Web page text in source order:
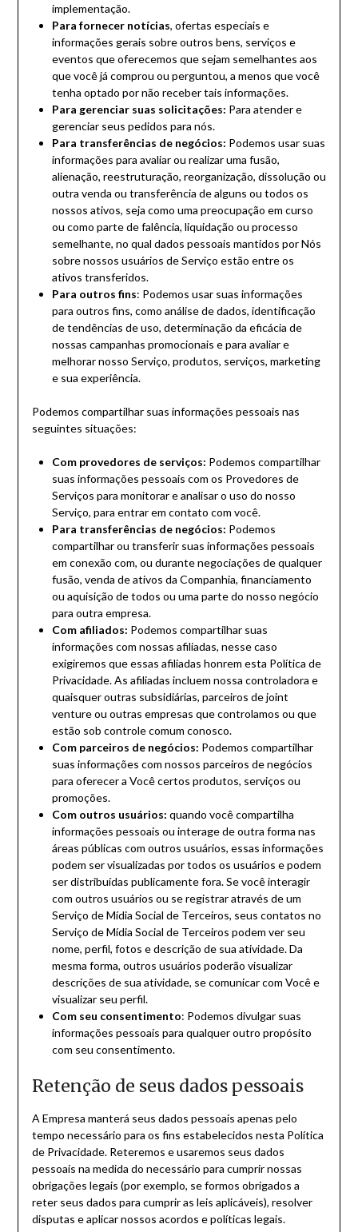
implementação.
Para fornecer notícias, ofertas especiais e
informações gerais sobre outros bens, serviços e
eventos que oferecemos que sejam semelhantes aos
que você já comprou ou perguntou, a menos que você
tenha optado por não receber tais informações.
Para gerenciar suas solicitações: Para atender e
gerenciar seus pedidos para nós.
Para transferências de negócios: Podemos usar suas
informações para avaliar ou realizar uma fusão,
alienação, reestruturação, reorganização, dissolução ou
outra venda ou transferência de alguns ou todos os
nossos ativos, seja como uma preocupação em curso
ou como parte de falência, liquidação ou processo
semelhante, no qual dados pessoais mantidos por Nós
sobre nossos usuários de Serviço estão entre os
ativos transferidos.
Para outros fins: Podemos usar suas informações
para outros fins, como análise de dados, identificação
de tendências de uso, determinação da eficácia de
nossas campanhas promocionais e para avaliar e
melhorar nosso Serviço, produtos, serviços, marketing
e sua experiência.
Podemos compartilhar suas informações pessoais nas
seguintes situações:
Com provedores de serviços: Podemos compartilhar
suas informações pessoais com os Provedores de
Serviços para monitorar e analisar o uso do nosso
Serviço, para entrar em contato com você.
Para transferências de negócios: Podemos
compartilhar ou transferir suas informações pessoais
em conexão com, ou durante negociações de qualquer
fusão, venda de ativos da Companhia, financiamento
ou aquisição de todos ou uma parte do nosso negócio
para outra empresa.
Com afiliados: Podemos compartilhar suas
informações com nossas afiliadas, nesse caso
exigiremos que essas afiliadas honrem esta Política de
Privacidade. As afiliadas incluem nossa controladora e
quaisquer outras subsidiárias, parceiros de joint
venture ou outras empresas que controlamos ou que
estão sob controle comum conosco.
Com parceiros de negócios: Podemos compartilhar
suas informações com nossos parceiros de negócios
para oferecer a Você certos produtos, serviços ou
promoções.
Com outros usuários: quando você compartilha
informações pessoais ou interage de outra forma nas
áreas públicas com outros usuários, essas informações
podem ser visualizadas por todos os usuários e podem
ser distribuídas publicamente fora. Se você interagir
com outros usuários ou se registrar através de um
Serviço de Mídia Social de Terceiros, seus contatos no
Serviço de Mídia Social de Terceiros podem ver seu
nome, perfil, fotos e descrição de sua atividade. Da
mesma forma, outros usuários poderão visualizar
descrições de sua atividade, se comunicar com Você e
visualizar seu perfil.
Com seu consentimento: Podemos divulgar suas
informações pessoais para qualquer outro propósito
com seu consentimento.
Retenção de seus dados pessoais
A Empresa manterá seus dados pessoais apenas pelo
tempo necessário para os fins estabelecidos nesta Política
de Privacidade. Reteremos e usaremos seus dados
pessoais na medida do necessário para cumprir nossas
obrigações legais (por exemplo, se formos obrigados a
reter seus dados para cumprir as leis aplicáveis), resolver
disputas e aplicar nossos acordos e políticas legais.